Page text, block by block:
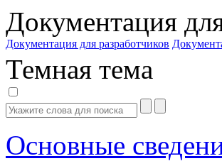
Документация
Документация для разработчиков
Темная тема
Основные